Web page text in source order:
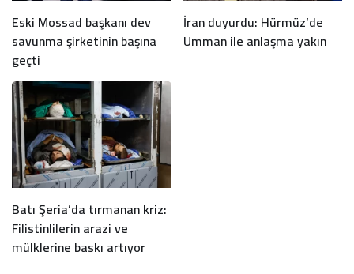
Eski Mossad başkanı dev
savunma şirketinin başına
geçti
İran duyurdu: Hürmüz’de
Umman ile anlaşma yakın
Batı Şeria’da tırmanan kriz:
Filistinlilerin arazi ve
mülklerine baskı artıyor